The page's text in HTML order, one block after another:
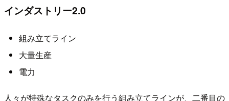
インダストリー2.0
組み立てライン
大量生産
電力
人々が特殊なタスクのみを行う組み立てラインが、二番目の